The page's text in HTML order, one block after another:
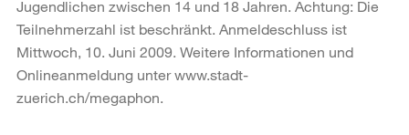
Jugendlichen zwischen 14 und 18 Jahren. Achtung: Die
Teilnehmerzahl ist beschränkt. Anmeldeschluss ist
Mittwoch, 10. Juni 2009. Weitere Informationen und
Onlineanmeldung unter www.stadt-
zuerich.ch/megaphon.